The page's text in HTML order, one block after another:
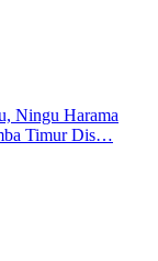
Ningu Harama
Timur Dis…